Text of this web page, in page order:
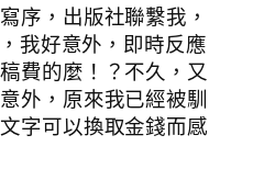
序，出版社聯繫我，
我好意外，即時反應
費的麼！？不久，又
外，原來我已經被馴
字可以換取金錢而感